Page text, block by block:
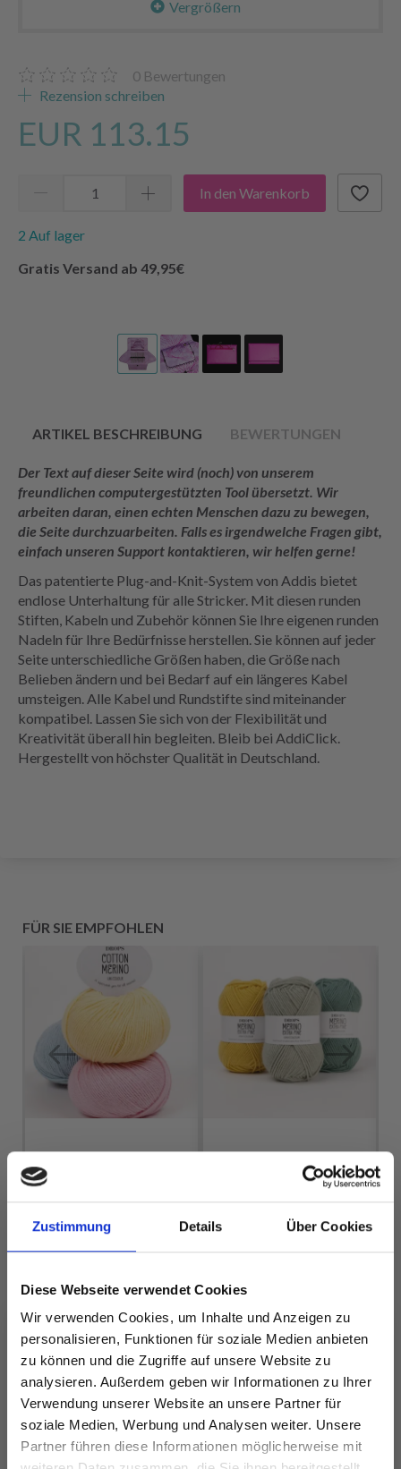
Zustimmung Details Über Cookies
Diese Webseite verwendet Cookies
Wir verwenden Cookies, um Inhalte und Anzeigen zu
personalisieren, Funktionen für soziale Medien anbieten
zu können und die Zugriffe auf unsere Website zu
analysieren. Außerdem geben wir Informationen zu Ihrer
Verwendung unserer Website an unsere Partner für
soziale Medien, Werbung und Analysen weiter. Unsere
Partner führen diese Informationen möglicherweise mit
Vergrößern
0 Bewertungen
Rezension schreiben
EUR 113.15
In den Warenkorb
2 Auf lager
Gratis Versand ab 49,95€
ARTIKEL BESCHREIBUNG BEWERTUNGEN
Der Text auf dieser Seite wird (noch) von unserem
freundlichen computergestützten Tool übersetzt. Wir
arbeiten daran, einen echten Menschen dazu zu bewegen,
die Seite durchzuarbeiten. Falls es irgendwelche Fragen gibt,
einfach unseren Support kontaktieren, wir helfen gerne!
Das patentierte Plug-and-Knit-System von Addis bietet
endlose Unterhaltung für alle Stricker. Mit diesen runden
Stiften, Kabeln und Zubehör können Sie Ihre eigenen runden
Nadeln für Ihre Bedürfnisse herstellen. Sie können auf jeder
Seite unterschiedliche Größen haben, die Größe nach
Belieben ändern und bei Bedarf auf ein längeres Kabel
umsteigen. Alle Kabel und Rundstifte sind miteinander
kompatibel. Lassen Sie sich von der Flexibilität und
Kreativität überall hin begleiten. Bleib bei AddiClick.
Hergestellt von höchster Qualität in Deutschland.
FÜR SIE EMPFOHLEN
Alle Optionen
ansehen
DROPS MERINO
EXTRA FINE
Alle Optionen
ansehen
ANDERE HABEN SICH AUCH ANGESEHEN